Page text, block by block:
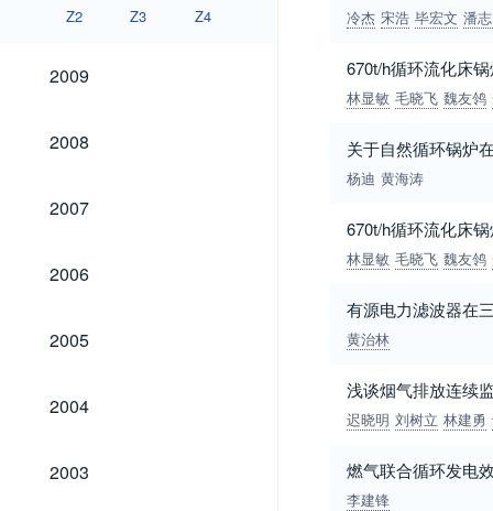
Z2 Z3 Z4
2009
2009
2008
2008
2007
2007
2006
2006
2005
2005
2004
2004
2003
2003
冷杰 宋浩 毕宏文 潘
670t/h循环流化床
林显敏 毛晓飞 魏友鸰
关于自然循环锅炉
杨迪 黄海涛
670t/h循环流化床
林显敏 毛晓飞 魏友鸰
有源电力滤波器在
黄治林
浅谈烟气排放连续
迟晓明 刘树立 林建勇
燃气联合循环发电
李建锋